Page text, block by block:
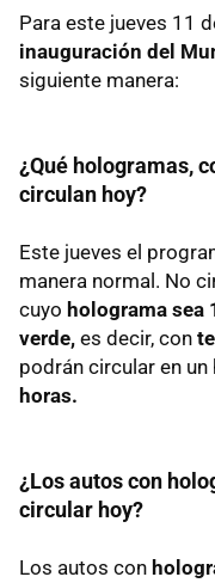
Para este jueves 11
inauguración del
siguiente manera:
¿Qué hologramas,
circulan hoy?
Este jueves el
manera normal. No
cuyo holograma sea
verde, es decir, con
podrán circular en
horas.
¿Los autos con
circular hoy?
Los autos con